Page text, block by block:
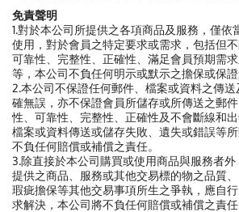
免責聲明
1.對於本公司所提供之各項商品及服務，僅依
使用，對於會員之特定要求或需求，包括但不
可靠性、完整性、正確性、滿足會員預期需
等，本公司不負任何明示或默示之擔保或保證
2.本公司不保證任何郵件、檔案或資料之傳
確無誤，亦不保證會員所儲存或所傳送之郵
性、可靠性、完整性、正確性及不會斷線和出
檔案或資料傳送或儲存失敗、遺失或錯誤等
不負任何賠償或補償之責任。
3.除直接於本公司購買或使用商品與服務者
提供之商品、服務或其他交易標的物之品質
瑕疵擔保等其他交易事項所生之爭執，應自
求解決，本公司將不負任何賠償或補償之責任